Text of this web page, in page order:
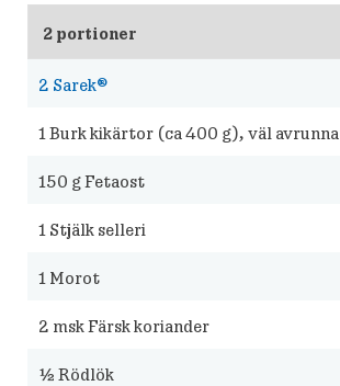
2 Sarek®
1Burk kikärtor (ca 400 g), väl avrunna
150 g Fetaost
1 Stjälk selleri
1 Morot
2 msk Färsk koriander
½ Rödlök